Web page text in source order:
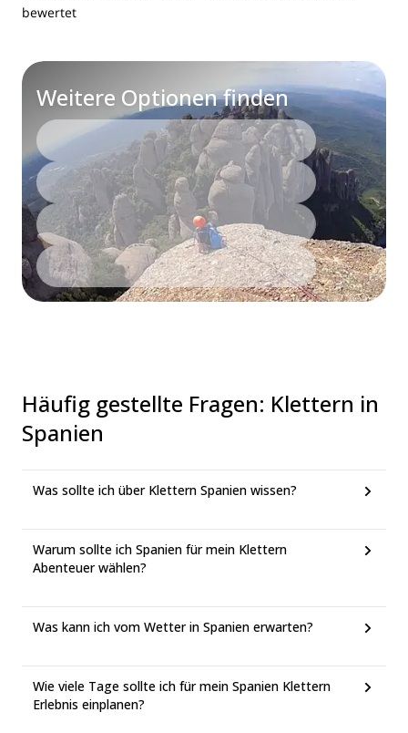
bewertet
Weitere Optionen finden
Häufig gestellte Fragen: Klettern in
Spanien
Was sollte ich über Klettern Spanien wissen?
Warum sollte ich Spanien für mein Klettern
Abenteuer wählen?
Was kann ich vom Wetter in Spanien erwarten?
Wie viele Tage sollte ich für mein Spanien Klettern
Erlebnis einplanen?